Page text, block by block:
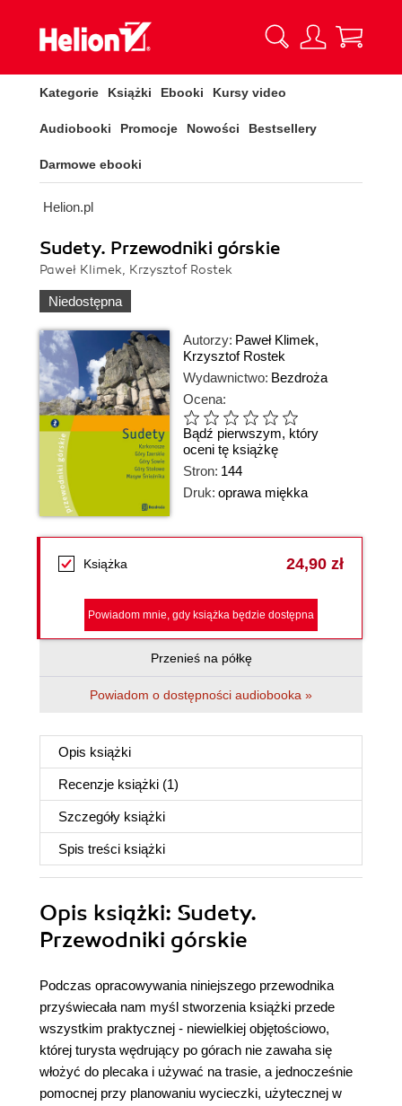
Kategorie Książki Ebooki Kursy video
Audiobooki Promocje Nowości Bestsellery
Darmowe ebooki
Helion.pl
Sudety. Przewodniki górskie
Paweł Klimek, Krzysztof Rostek
Niedostępna
Autorzy: Paweł Klimek,
Krzysztof Rostek
Wydawnictwo: Bezdroża
Ocena:
Bądź pierwszym, który
oceni tę książkę
Stron: 144
Druk: oprawa miękka
Książka 24,90 zł
Powiadom mnie, gdy książka będzie dostępna
Przenieś na półkę
Powiadom o dostępności audiobooka »
Opis książki
Recenzje książki (1)
Szczegóły książki
Spis treści książki
Opis książki: Sudety.
Przewodniki górskie
Podczas opracowywania niniejszego przewodnika
przyświecała nam myśl stworzenia książki przede
wszystkim praktycznej - niewielkiej objętościowo,
której turysta wędrujący po górach nie zawaha się
włożyć do plecaka i używać na trasie, a jednocześnie
pomocnej przy planowaniu wycieczki, użytecznej w